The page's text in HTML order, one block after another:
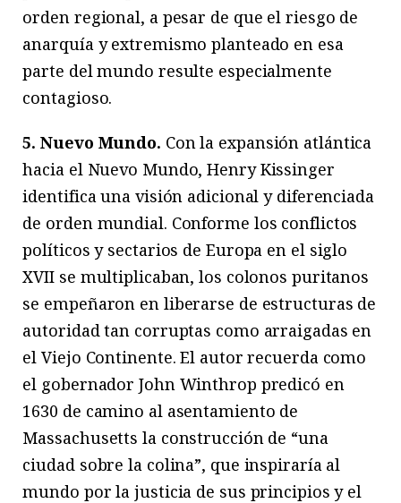
orden regional, a pesar de que el riesgo de
anarquía y extremismo planteado en esa
parte del mundo resulte especialmente
contagioso.
5. Nuevo Mundo. Con la expansión atlántica
hacia el Nuevo Mundo, Henry Kissinger
identifica una visión adicional y diferenciada
de orden mundial. Conforme los conflictos
políticos y sectarios de Europa en el siglo
XVII se multiplicaban, los colonos puritanos
se empeñaron en liberarse de estructuras de
autoridad tan corruptas como arraigadas en
el Viejo Continente. El autor recuerda como
el gobernador John Winthrop predicó en
1630 de camino al asentamiento de
Massachusetts la construcción de “una
ciudad sobre la colina”, que inspiraría al
mundo por la justicia de sus principios y el